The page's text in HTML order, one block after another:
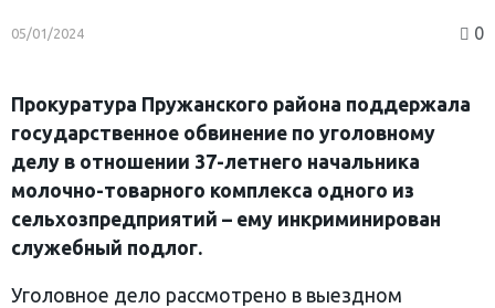
05/01/2024 0
Прокуратура Пружанского района поддержала
государственное обвинение по уголовному
делу в отношении 37-летнего начальника
молочно-товарного комплекса одного из
сельхозпредприятий – ему инкриминирован
служебный подлог.
Уголовное дело рассмотрено в выездном